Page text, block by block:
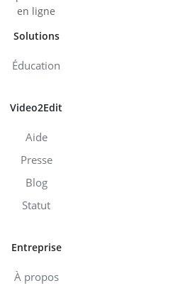
en ligne
Solutions
Éducation
Video2Edit
Aide
Presse
Blog
Statut
Entreprise
À propos